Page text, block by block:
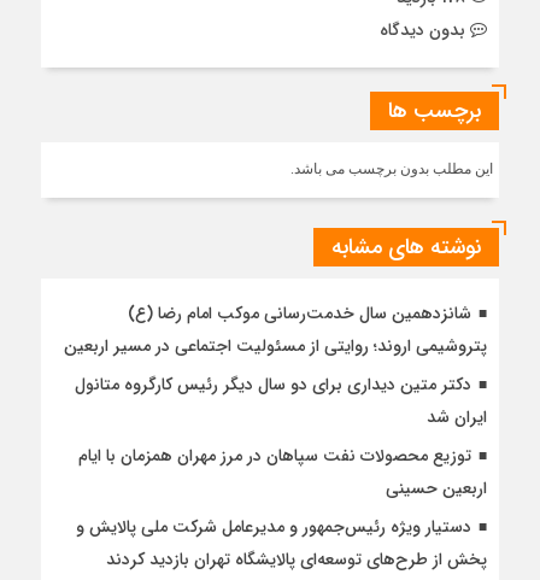
بدون دیدگاه
برچسب ها
این مطلب بدون برچسب می باشد.
نوشته های مشابه
شانزدهمین سال خدمت‌رسانی موکب امام رضا (ع)
پتروشیمی اروند؛ روایتی از مسئولیت اجتماعی در مسیر اربعین
دکتر متین دیداری برای دو سال دیگر رئیس کارگروه متانول
ایران شد
توزیع محصولات نفت سپاهان در مرز مهران همزمان با ایام
اربعین حسینی
دستیار ویژه رئیس‌جمهور و مدیرعامل شرکت ملی پالایش و
پخش از طرح‌های توسعه‌ای پالایشگاه تهران بازدید کردند